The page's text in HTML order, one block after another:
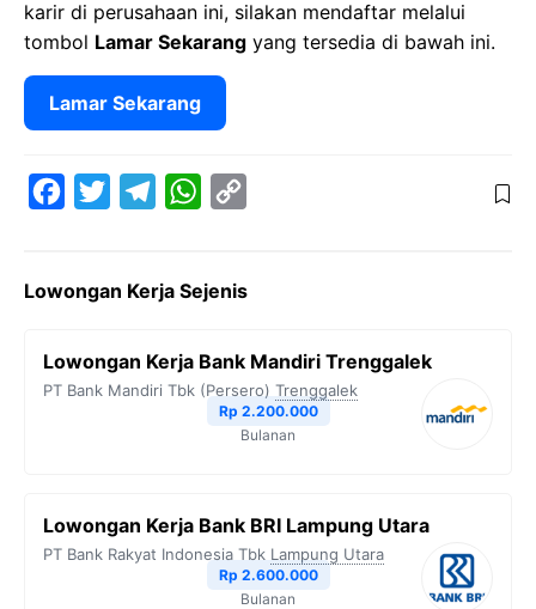
karir di perusahaan ini, silakan mendaftar melalui
tombol Lamar Sekarang yang tersedia di bawah ini.
Lamar Sekarang
e
o
t
e
e
r
W
t
A
y
n
k
Lowongan Kerja Sejenis
Lowongan Kerja Bank Mandiri Trenggalek
PT Bank Mandiri Tbk (Persero) Trenggalek
Rp 2.200.000
Bulanan
Lowongan Kerja Bank BRI Lampung Utara
PT Bank Rakyat Indonesia Tbk Lampung Utara
Rp 2.600.000
Bulanan